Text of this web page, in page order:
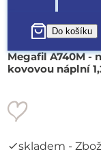
Megafil A740M -
kovovou náplní
skladem -